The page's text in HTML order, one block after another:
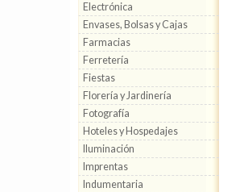
Electrónica
Envases, Bolsas y Cajas
Farmacias
Ferretería
Fiestas
Florería y Jardinería
Fotografía
Hoteles y Hospedajes
Iluminación
Imprentas
Indumentaria